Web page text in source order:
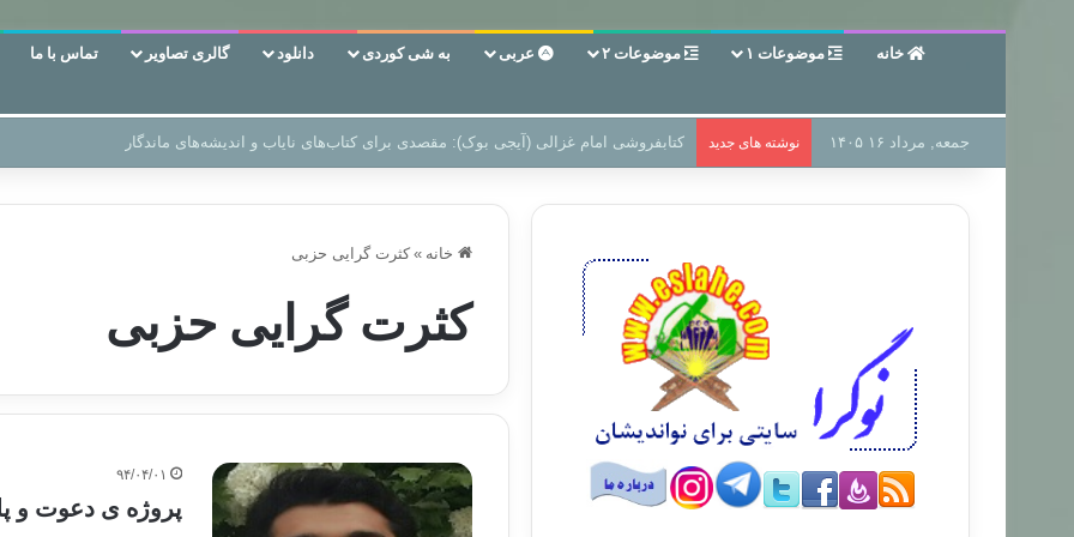
خانه موضوعات ۱ موضوعات ۲ عربی به شی کوردی دانلود گالری تصاویر تماس با ما
جمعه, مرداد ۱۶ ۱۴۰۵ نوشته های جدید سر دفتر فساد در زمین‌، دوری وکناره‌گیری از راه خداست‌!
خانه » کثرت گرایی حزبی
کثرت گرایی حزبی
۹۴/۰۴/۰۱
پروژه ی دعوت و